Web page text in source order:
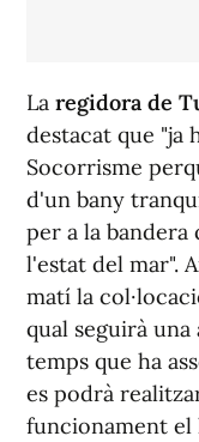
La regidora de
destacat que "ja
Socorrisme
d'un bany
per a la bandera
l'estat del mar".
matí la
qual seguirà
temps que ha
es podrà
funcionament el